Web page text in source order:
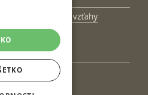
Medzinárodné vzťahy
Zamestnanci